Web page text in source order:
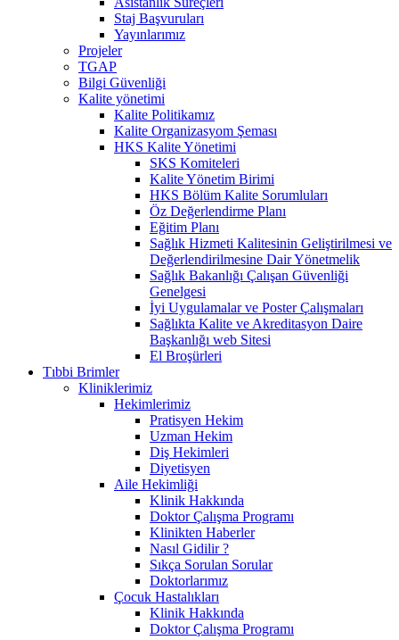
Staj Başvuruları
Yayınlarımız
Projeler
TGAP
Bilgi Güvenliği
Kalite yönetimi
Kalite Politikamız
Kalite Organizasyom Şeması
HKS Kalite Yönetimi
SKS Komiteleri
Kalite Yönetim Birimi
HKS Bölüm Kalite Sorumluları
Öz Değerlendirme Planı
Eğitim Planı
Sağlık Hizmeti Kalitesinin Geliştirilmesi ve
Değerlendirilmesine Dair Yönetmelik
Sağlık Bakanlığı Çalışan Güvenliği
Genelgesi
İyi Uygulamalar ve Poster Çalışmaları
Sağlıkta Kalite ve Akreditasyon Daire
Başkanlığı web Sitesi
El Broşürleri
Tıbbi Brimler
Kliniklerimiz
Hekimlerimiz
Pratisyen Hekim
Uzman Hekim
Diş Hekimleri
Diyetisyen
Aile Hekimliği
Klinik Hakkında
Doktor Çalışma Programı
Klinikten Haberler
Nasıl Gidilir ?
Sıkça Sorulan Sorular
Doktorlarımız
Çocuk Hastalıkları
Klinik Hakkında
Doktor Çalışma Programı